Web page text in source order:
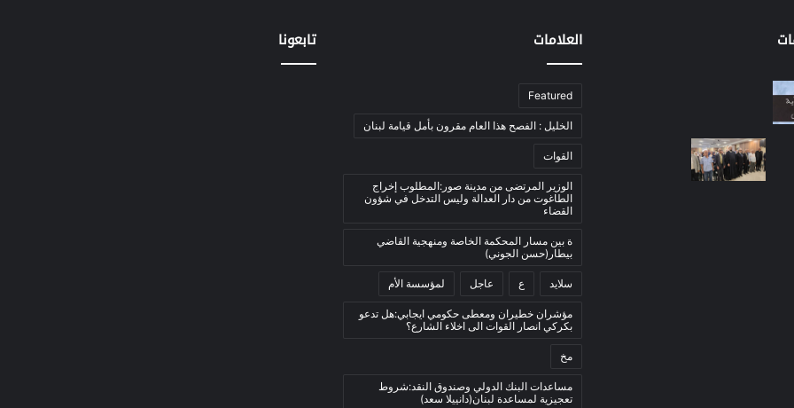
العلامات
Featured
الخليل : الفصح هذا العام مقرون بأمل قيامة لبنان
القوات
الوزير المرتضى من مدينة صور:المطلوب إخراج
الطاغوت من دار العدالة وليس التدخل في شؤون
القضاء
ة بين مسار المحكمة الخاصة ومنهجية القاضي
بيطار(حسن الجوني)
سلايد ع عاجل لمؤسسة الأم
مؤشران خطيران ومعطى حكومي ايجابي:هل تدعو
بكركي انصار القوات الى اخلاء الشارع؟
مخ
مساعدات البنك الدولي وصندوق النقد:شروط
تعجيزية لمساعدة لبنان(دانييلا سعد)
تابعونا